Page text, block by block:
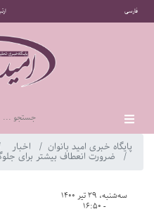
فارسی
پایگاه خبری امید بانوان اخبار
ضرورت انعطاف بیشتر برای
سه‌شنبه، 29 تیر 1400
- 16:50